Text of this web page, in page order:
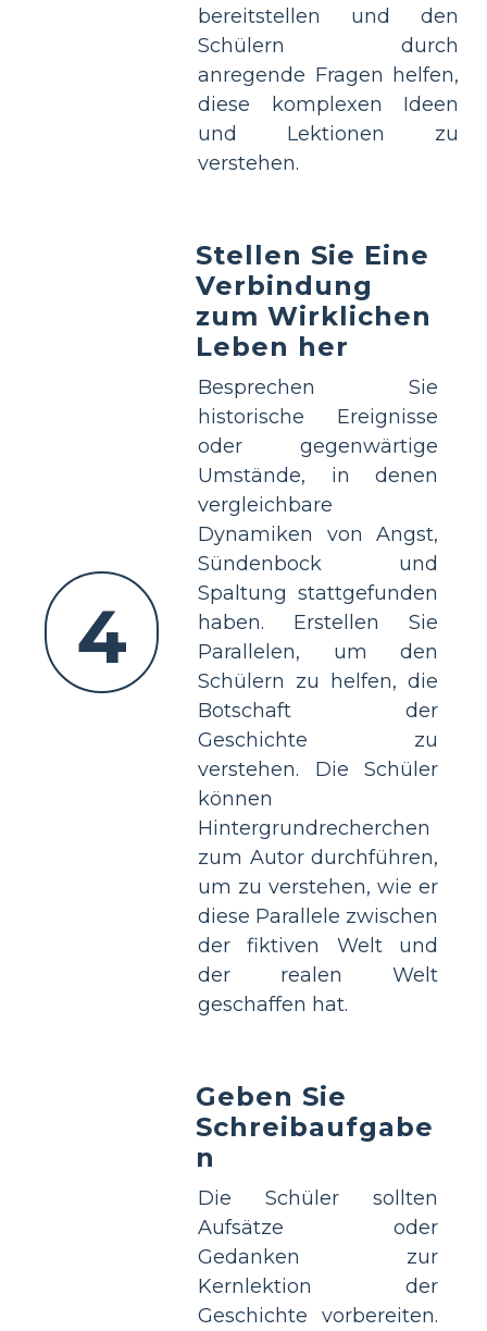
bereitstellen und den
Schülern durch
anregende Fragen helfen,
diese komplexen Ideen
und Lektionen zu
verstehen.
4
Stellen Sie Eine
Verbindung
zum Wirklichen
Leben her
Besprechen Sie
historische Ereignisse
oder gegenwärtige
Umstände, in denen
vergleichbare
Dynamiken von Angst,
Sündenbock und
Spaltung stattgefunden
haben. Erstellen Sie
Parallelen, um den
Schülern zu helfen, die
Botschaft der
Geschichte zu
verstehen. Die Schüler
können
Hintergrundrecherchen
zum Autor durchführen,
um zu verstehen, wie er
diese Parallele zwischen
der fiktiven Welt und
der realen Welt
geschaffen hat.
Geben Sie
Schreibaufgabe
n
Die Schüler sollten
Aufsätze oder
Gedanken zur
Kernlektion der
Geschichte vorbereiten.